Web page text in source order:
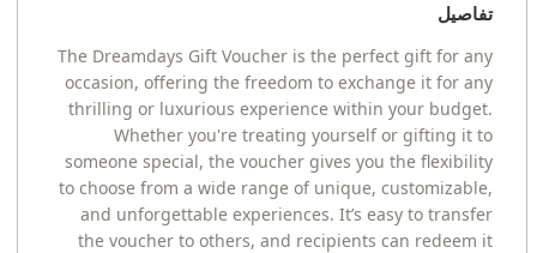
تفاصيل
The Dreamdays Gift Voucher is the perfect gift for any
occasion, offering the freedom to exchange it for any
thrilling or luxurious experience within your budget.
Whether you're treating yourself or gifting it to
someone special, the voucher gives you the flexibility
to choose from a wide range of unique, customizable,
and unforgettable experiences. It’s easy to transfer
the voucher to others, and recipients can redeem it